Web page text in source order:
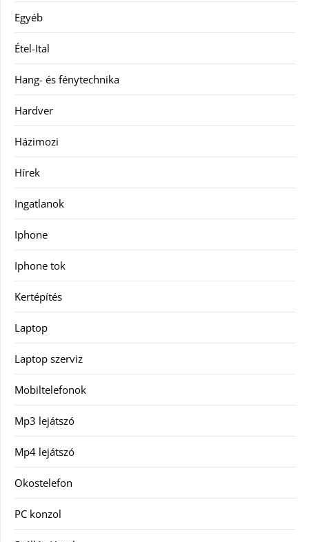
Egyéb
Étel-Ital
Hang- és fénytechnika
Hardver
Házimozi
Hírek
Ingatlanok
Iphone
Iphone tok
Kertépítés
Laptop
Laptop szerviz
Mobiltelefonok
Mp3 lejátszó
Mp4 lejátszó
Okostelefon
PC konzol